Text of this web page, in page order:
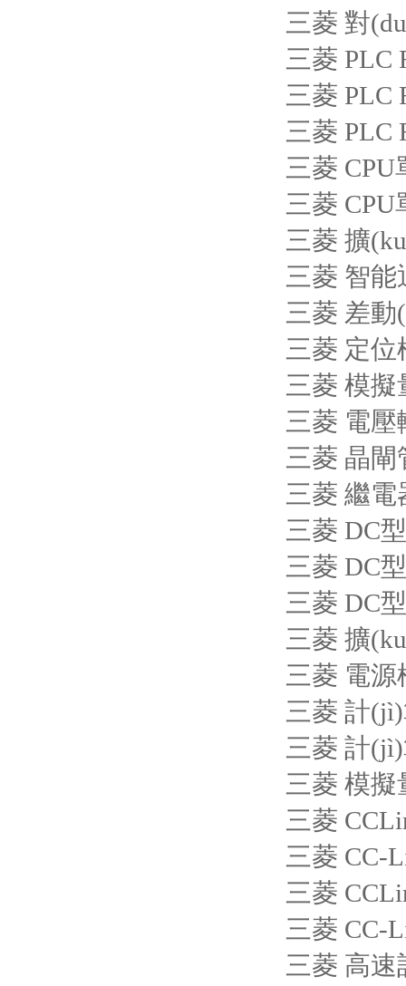
三菱 對
三菱 PLC
三菱 PLC
三菱 PLC
三菱 CPU
三菱 CPU
三菱 擴
三菱 智能
三菱 差動
三菱 定位
三菱 模擬
三菱 電
三菱 晶閘
三菱 繼電
三菱 DC
三菱 DC
三菱 DC
三菱 擴
三菱 電源
三菱 計
三菱 計
三菱 模擬
三菱
三菱 CC-
三菱
三菱 CC-
三菱 高速